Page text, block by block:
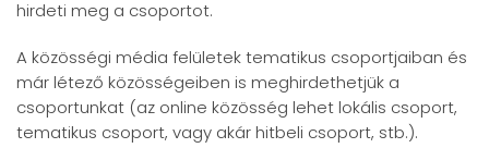
hirdeti meg a csoportot.
A közösségi média felületek tematikus csoportjaiban és
már létező közösségeiben is meghirdethetjük a
csoportunkat (az online közösség lehet lokális csoport,
tematikus csoport, vagy akár hitbeli csoport, stb.).